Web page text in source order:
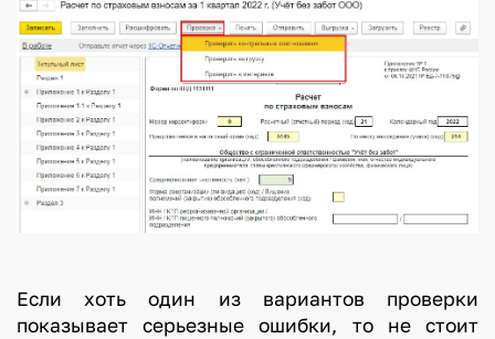
Если хоть один из вариантов проверки
показывает серьезные ошибки, то не стоит